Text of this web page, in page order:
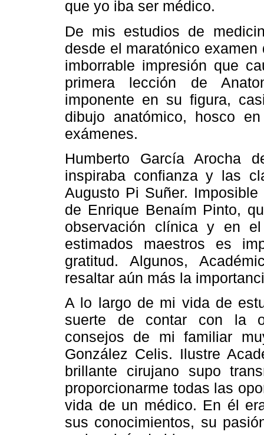
que yo iba ser médico.
De mis estudios de
desde el maratónico
imborrable impresión que
primera lección de
imponente en su figura,
dibujo anatómico, hosco
exámenes.
Humberto García Arocha
inspiraba confianza y las
Augusto Pi Suñer.
de Enrique Benaím Pinto,
observación clínica y en
estimados maestros es
gratitud. Algunos,
resaltar aún más la
A lo largo de mi vida de
suerte de contar con la
consejos de mi familiar
González Celis. Ilustre
brillante cirujano supo
proporcionarme todas las
vida de un médico. En él
sus conocimientos, su